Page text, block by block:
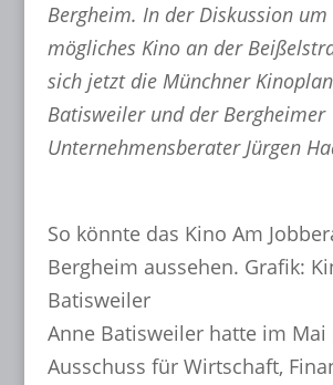
Bergheim. In der Diskussion um
mögliches Kino an der
sich jetzt die Münchner
Batisweiler und der Bergheimer
Unternehmensberater Jürgen
So könnte das Kino Am
Bergheim aussehen. Grafik:
Batisweiler
Anne Batisweiler hatte im Mai
Ausschuss für Wirtschaft,